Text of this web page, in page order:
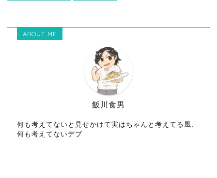
ABOUT ME
飯川食男
何も考えてないと見せかけて実はちゃんと考えてる風、
何も考えてないデブ